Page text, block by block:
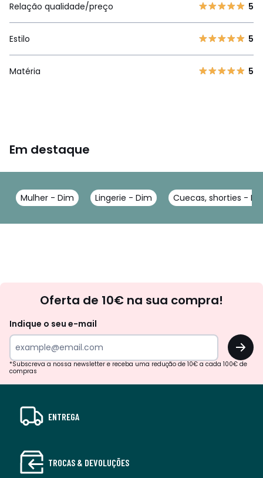
Relação qualidade/preço
5
Estilo 5
Matéria 5
Em destaque
Mulher - Dim Lingerie - Dim Cuecas, shorties -
Oferta de 10€ na sua compra!
Indique o seu e-mail
OK
*Subscreva a nossa newsletter e receba uma redução de 10€ a cada 100€ de
compras
ENTREGA
TROCAS & DEVOLUÇÕES